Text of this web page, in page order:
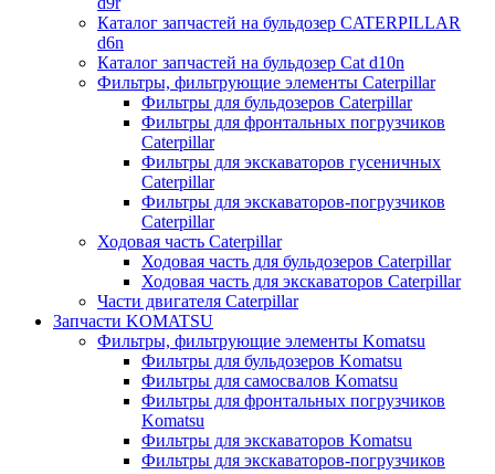
Каталог запчастей на бульдозер CATERPILLAR
d6n
Каталог запчастей на бульдозер Сat d10n
Фильтры, фильтрующие элементы Caterpillar
Фильтры для бульдозеров Caterpillar
Фильтры для фронтальных погрузчиков
Caterpillar
Фильтры для экскаваторов гусеничных
Caterpillar
Фильтры для экскаваторов-погрузчиков
Caterpillar
Ходовая часть Caterpillar
Ходовая часть для бульдозеров Caterpillar
Ходовая часть для экскаваторов Caterpillar
Части двигателя Caterpillar
Запчасти KOMATSU
Фильтры, фильтрующие элементы Komatsu
Фильтры для бульдозеров Komatsu
Фильтры для самосвалов Komatsu
Фильтры для фронтальных погрузчиков
Komatsu
Фильтры для экскаваторов Komatsu
Фильтры для экскаваторов-погрузчиков